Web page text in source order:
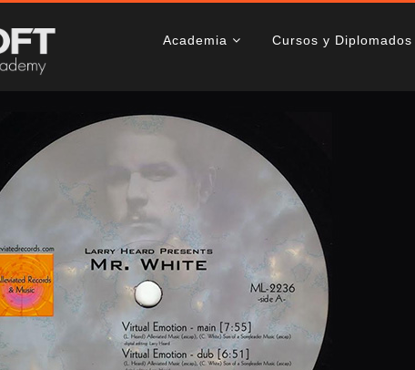
Academia Cursos y Diplomados